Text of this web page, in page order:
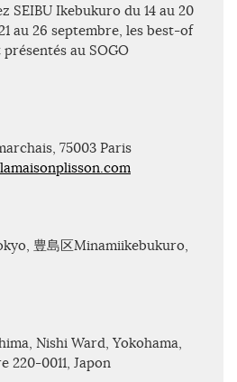
SEIBU Ikebukuro du 14 au 20
au 26 septembre, les best-of
au SOGO
75003 Paris
豊島区Minamiikebukuro,
Nishi Ward, Yokohama,
220-0011, Japon